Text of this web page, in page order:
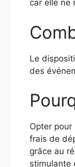
car elle ne
Le
des
Opter
frais de
grâce au
stimulante